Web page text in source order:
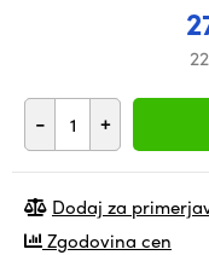
- +
Dodaj za
Zgodovina cen